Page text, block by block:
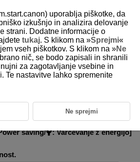
zaslon, ko zaslon potemni in se zatem
saving/ :Varčevanje z energijo]
uporablja piškotke, da
izkušnjo in analizira delovanje
strani. Dodatne informacije o
tukaj. S klikom na »Sprejmi«
vseh piškotkov. S klikom na »Ne
nič, se bodo zapisali in shranili
za zagotavljanje vsebine in
Te nastavitve lahko spremenite
Ne sprejmi